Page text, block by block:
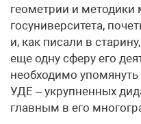
геометрии и
госуниверситета,
и, как писали в
еще одну сферу его
необходимо
УДЕ – укрупненных
главным в его